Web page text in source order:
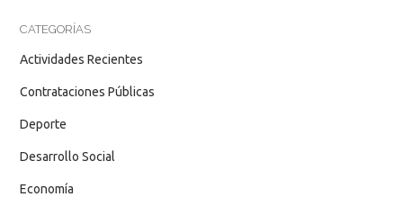
CATEGORÍAS
Actividades Recientes
Contrataciones Públicas
Deporte
Desarrollo Social
Economía